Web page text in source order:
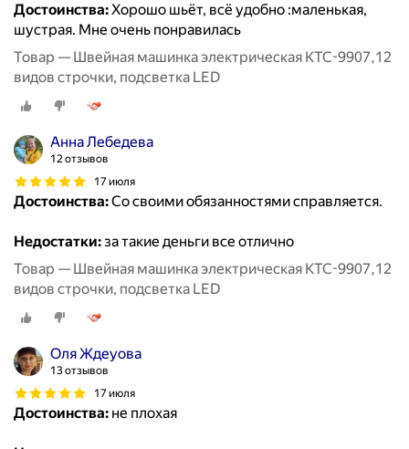
Достоинства:Хорошо шьёт, всё удобно :маленькая,
шустрая. Мне очень понравилась
Товар — Швейная машинка электрическая KTC-9907,12
видов строчки, подсветка LED
Анна Лебедева
12 отзывов
17 июля
Достоинства:Со своими обязанностями справляется.
Недостатки:за такие деньги все отлично
Товар — Швейная машинка электрическая KTC-9907,12
видов строчки, подсветка LED
Оля Ждеуова
13 отзывов
17 июля
Достоинства: не плохая